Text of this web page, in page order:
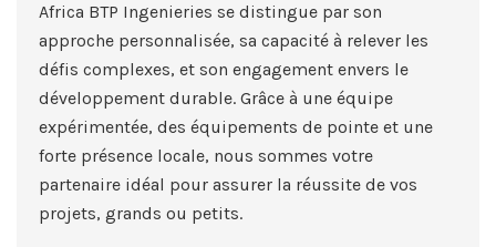
Africa BTP Ingenieries se distingue par son
approche personnalisée, sa capacité à relever les
défis complexes, et son engagement envers le
développement durable. Grâce à une équipe
expérimentée, des équipements de pointe et une
forte présence locale, nous sommes votre
partenaire idéal pour assurer la réussite de vos
projets, grands ou petits.